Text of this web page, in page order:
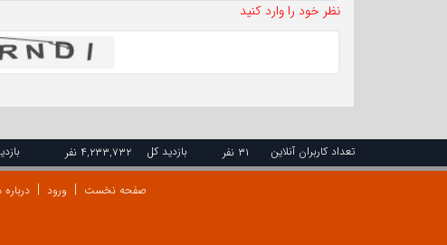
نظر خود را وارد کنید
تعداد کاربران آنلاین ۳۱ نفر بازدید کل ۴,۲۳۳,۷۳۲ نفر
صفحه نخست ورود درباره